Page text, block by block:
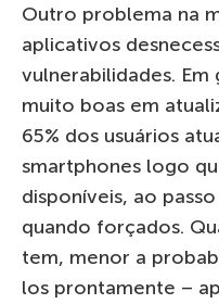
Outro problema na
aplicativos
vulnerabilidades. Em
muito boas em
65% dos usuários
smartphones logo
disponíveis, ao
quando forçados.
tem, menor a
los prontamente –